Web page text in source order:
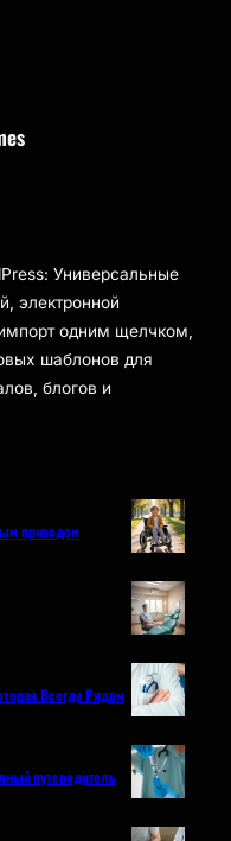
Универсальные
электронной
одним щелчком,
шаблонов для
блогов и
приводом
Всегда Рядом
путеводитель